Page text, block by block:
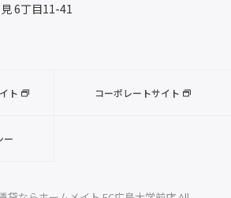
6丁目11-41
ト コーポレートサイト
ー